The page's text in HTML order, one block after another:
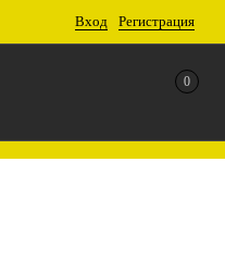
Вход Регистрация
0